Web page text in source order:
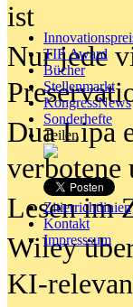
TIP Award
Bücher
Stellenmarkt
KongressNews
Sonderhefte
Teilen
Zitierrichtlinien
Kontakt
Impresssum
ist
Nur jede
Dua Lipa
verbotene
Lesen im
Wiley
KI-